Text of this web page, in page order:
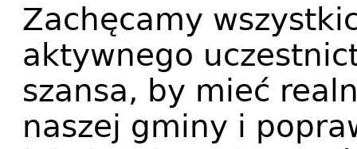
Zachęcamy
aktywnego
szansa, by mieć
naszej gminy i